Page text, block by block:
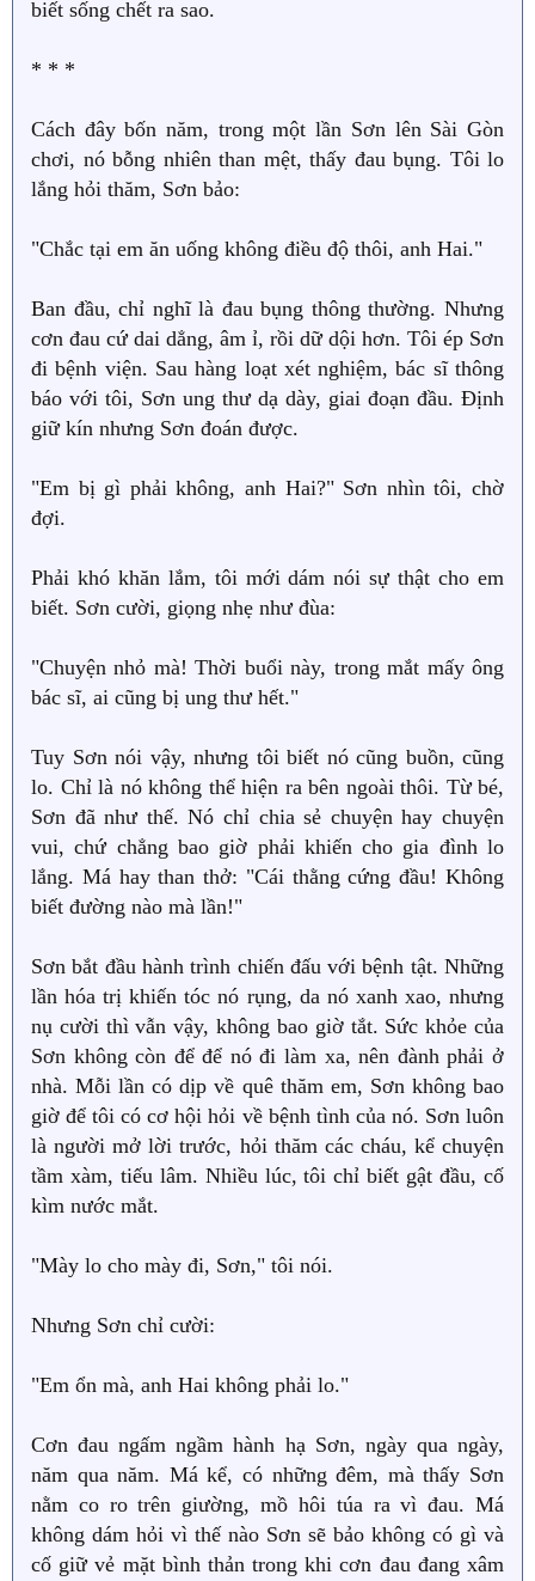
biết sống chết ra sao.
* * *
Cách đây bốn năm, trong một lần Sơn lên Sài Gòn
chơi, nó bỗng nhiên than mệt, thấy đau bụng. Tôi lo
lắng hỏi thăm, Sơn bảo:
"Chắc tại em ăn uống không điều độ thôi, anh Hai."
Ban đầu, chỉ nghĩ là đau bụng thông thường. Nhưng
cơn đau cứ dai dẳng, âm ỉ, rồi dữ dội hơn. Tôi ép Sơn
đi bệnh viện. Sau hàng loạt xét nghiệm, bác sĩ thông
báo với tôi, Sơn ung thư dạ dày, giai đoạn đầu. Định
giữ kín nhưng Sơn đoán được.
"Em bị gì phải không, anh Hai?" Sơn nhìn tôi, chờ
đợi.
Phải khó khăn lắm, tôi mới dám nói sự thật cho em
biết. Sơn cười, giọng nhẹ như đùa:
"Chuyện nhỏ mà! Thời buổi này, trong mắt mấy ông
bác sĩ, ai cũng bị ung thư hết."
Tuy Sơn nói vậy, nhưng tôi biết nó cũng buồn, cũng
lo. Chỉ là nó không thể hiện ra bên ngoài thôi. Từ bé,
Sơn đã như thế. Nó chỉ chia sẻ chuyện hay chuyện
vui, chứ chẳng bao giờ phải khiến cho gia đình lo
lắng. Má hay than thở: "Cái thằng cứng đầu! Không
biết đường nào mà lần!"
Sơn bắt đầu hành trình chiến đấu với bệnh tật. Những
lần hóa trị khiến tóc nó rụng, da nó xanh xao, nhưng
nụ cười thì vẫn vậy, không bao giờ tắt. Sức khỏe của
Sơn không còn để để nó đi làm xa, nên đành phải ở
nhà. Mỗi lần có dịp về quê thăm em, Sơn không bao
giờ để tôi có cơ hội hỏi về bệnh tình của nó. Sơn luôn
là người mở lời trước, hỏi thăm các cháu, kể chuyện
tầm xàm, tiếu lâm. Nhiều lúc, tôi chỉ biết gật đầu, cố
kìm nước mắt.
"Mày lo cho mày đi, Sơn," tôi nói.
Nhưng Sơn chỉ cười:
"Em ổn mà, anh Hai không phải lo."
Cơn đau ngấm ngầm hành hạ Sơn, ngày qua ngày,
năm qua năm. Má kể, có những đêm, mà thấy Sơn
nằm co ro trên giường, mồ hôi túa ra vì đau. Má
không dám hỏi vì thế nào Sơn sẽ bảo không có gì và
cố giữ vẻ mặt bình thản trong khi cơn đau đang xâm